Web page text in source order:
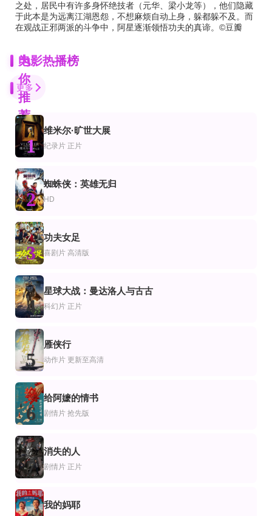
之处，居民中有许多身怀绝技者（元华、梁小龙等），他们隐藏
于此本是为远离江湖恩怨，不想麻烦自动上身，躲都躲不及。而
在观战正邪两派的斗争中，阿星逐渐领悟功夫的真谛。©豆瓣
为
你
推
荐
HD中字
欲望熊市2：求婚记
水妖2019
HD中字
如果我留下
HD
卡萨诺瓦'70
马塞洛·马斯楚安尼,维尔娜·丽丝,玛丽莎·梅尔
HD
樱兰高校男公关部
川口春奈,山本裕典,竜星涼,中村昌也,千葉雄大,高木心平,高木万平,大東俊介,篠田
HD
勇敢面对黑暗
韦尔·普莱斯,杰瑞德·哈里斯,尼古拉斯·汉密尔顿,杰米·哈里斯,托拜厄斯·西格
HD
安娜·妮可·史密斯：你们不了解我
安娜·妮可·史密斯
HD中字
卷席筒
马二章,董秀娟,海连池
正片
流砂幻爱
冈田义德,滨崎步,山口耕史,高田久实,勇静华,草野康太,袴田吉彦,赵方豪,山口美
HD
ke之日的kekeke
当真亚美,奥平大兼,小宫山莉渚,望月步,中井友望,伊礼姬奈,冈山天音,山田绢绪,板
正片
加比·佩蒂托的故事
Skyler Samuels,Evan Hall,Thora Birch
正片
寒蝉鸣泣之时·扩
保志总一朗,中原麻衣,雪野五月,金井美香,田村由香里,堀江由衣,松本保典,松井
喜结良缘
黄成成,王凯,杨聪惠,钟于龙,小玖,孙举亮
预见2019
金仁泰,萨布丽娜·斯图尔特,肯·莱尔
阿娘2006
宋允儿,李栋旭,李忠秀,金玉彬,郑元中
电影热播榜
更多
1
维米尔·旷世大展
纪录片 正片
2
蜘蛛侠：英雄无归
HD
3
功夫女足
喜剧片 高清版
4
星球大战：曼达洛人与古古
科幻片 正片
5
雁侠行
动作片 更新至高清
6
给阿嬷的情书
剧情片 抢先版
7
消失的人
剧情片 正片
我的妈耶